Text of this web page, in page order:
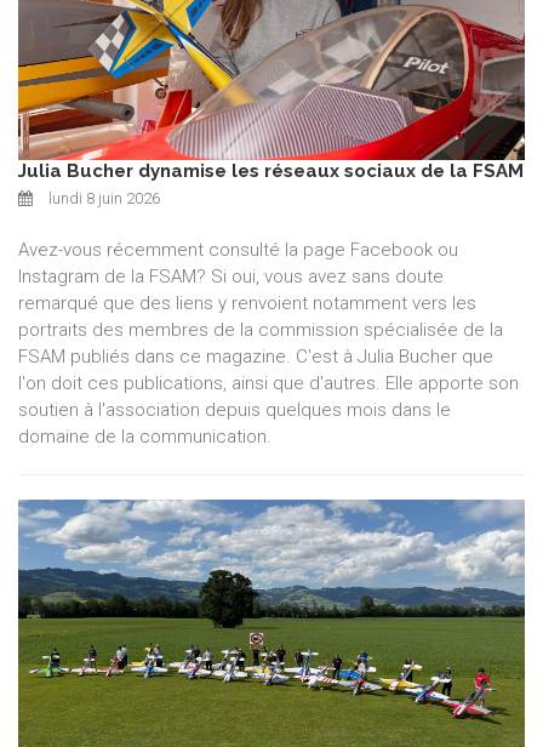
Julia Bucher dynamise les réseaux sociaux de la FSAM
lundi 8 juin 2026
Avez-vous récemment consulté la page Facebook ou
Instagram de la FSAM? Si oui, vous avez sans doute
remarqué que des liens y renvoient notamment vers les
portraits des membres de la commission spécialisée de la
FSAM publiés dans ce magazine. C'est à Julia Bucher que
l'on doit ces publications, ainsi que d'autres. Elle apporte son
soutien à l'association depuis quelques mois dans le
domaine de la communication.